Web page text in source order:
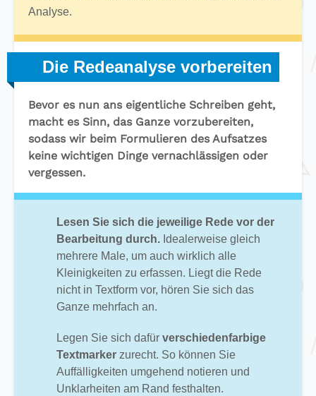
Analyse.
Die Redeanalyse vorbereiten
Bevor es nun ans eigentliche Schreiben geht,
macht es Sinn, das Ganze vorzubereiten,
sodass wir beim Formulieren des Aufsatzes
keine wichtigen Dinge vernachlässigen oder
vergessen.
Lesen Sie sich die jeweilige Rede vor der
Bearbeitung durch. Idealerweise gleich
mehrere Male, um auch wirklich alle
Kleinigkeiten zu erfassen. Liegt die Rede
nicht in Textform vor, hören Sie sich das
Ganze mehrfach an.
Legen Sie sich dafür verschiedenfarbige
Textmarker zurecht. So können Sie
Auffälligkeiten umgehend notieren und
Unklarheiten am Rand festhalten.